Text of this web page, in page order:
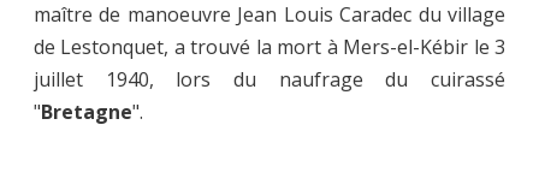
maître de manoeuvre Jean Louis Caradec du village
de Lestonquet, a trouvé la mort à Mers-el-Kébir le 3
juillet 1940, lors du naufrage du cuirassé
"Bretagne".